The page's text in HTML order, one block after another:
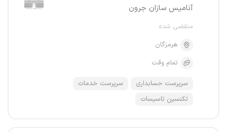
آنامیس سازان جرون
منقضی شده
هرمزگان
تمام وقت
سرپرست حسابداری
سرپرست خدمات
تکنسین تاسیسات